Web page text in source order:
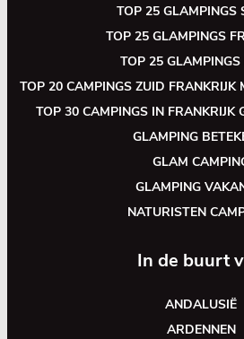
TOP 25 GLAMPINGS
TOP 25 GLAMPINGS
TOP 25 GLAMPINGS
TOP 20 CAMPINGS ZUID FRANKRIJK
TOP 30 CAMPINGS IN FRANKRIJK
GLAMPING
GLAM
GLAMPING
NATURISTEN
In de buurt
ANDALUSIË
ARDENNEN